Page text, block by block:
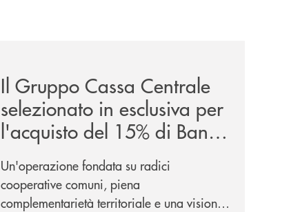
Il Gruppo Cassa Centrale
selezionato in esclusiva per
l'acquisto del 15% di Banca
Cambiano 1884
Un'operazione fondata su radici
cooperative comuni, piena
complementarietà territoriale e una visione